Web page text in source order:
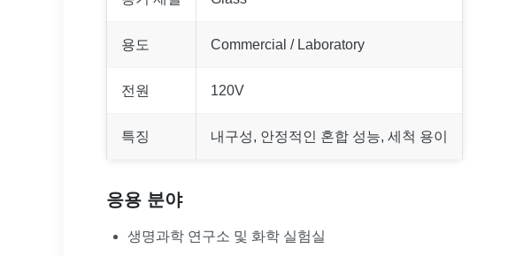
용도 Commercial / Laboratory
전원 120V
특징 내구성, 안정적인 혼합 성능, 세척 용이
응용 분야
생명과학 연구소 및 화학 실험실